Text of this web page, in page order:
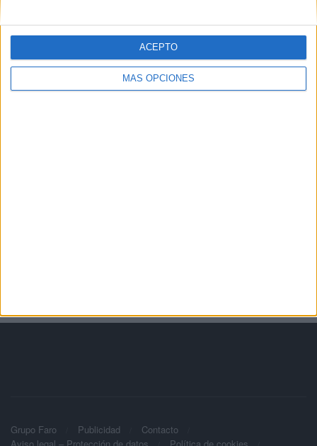
MÁS OPCIONES
ACEPTO
Grupo Faro Publicidad
Contacto
Aviso legal – Protección de datos
Política de cookies